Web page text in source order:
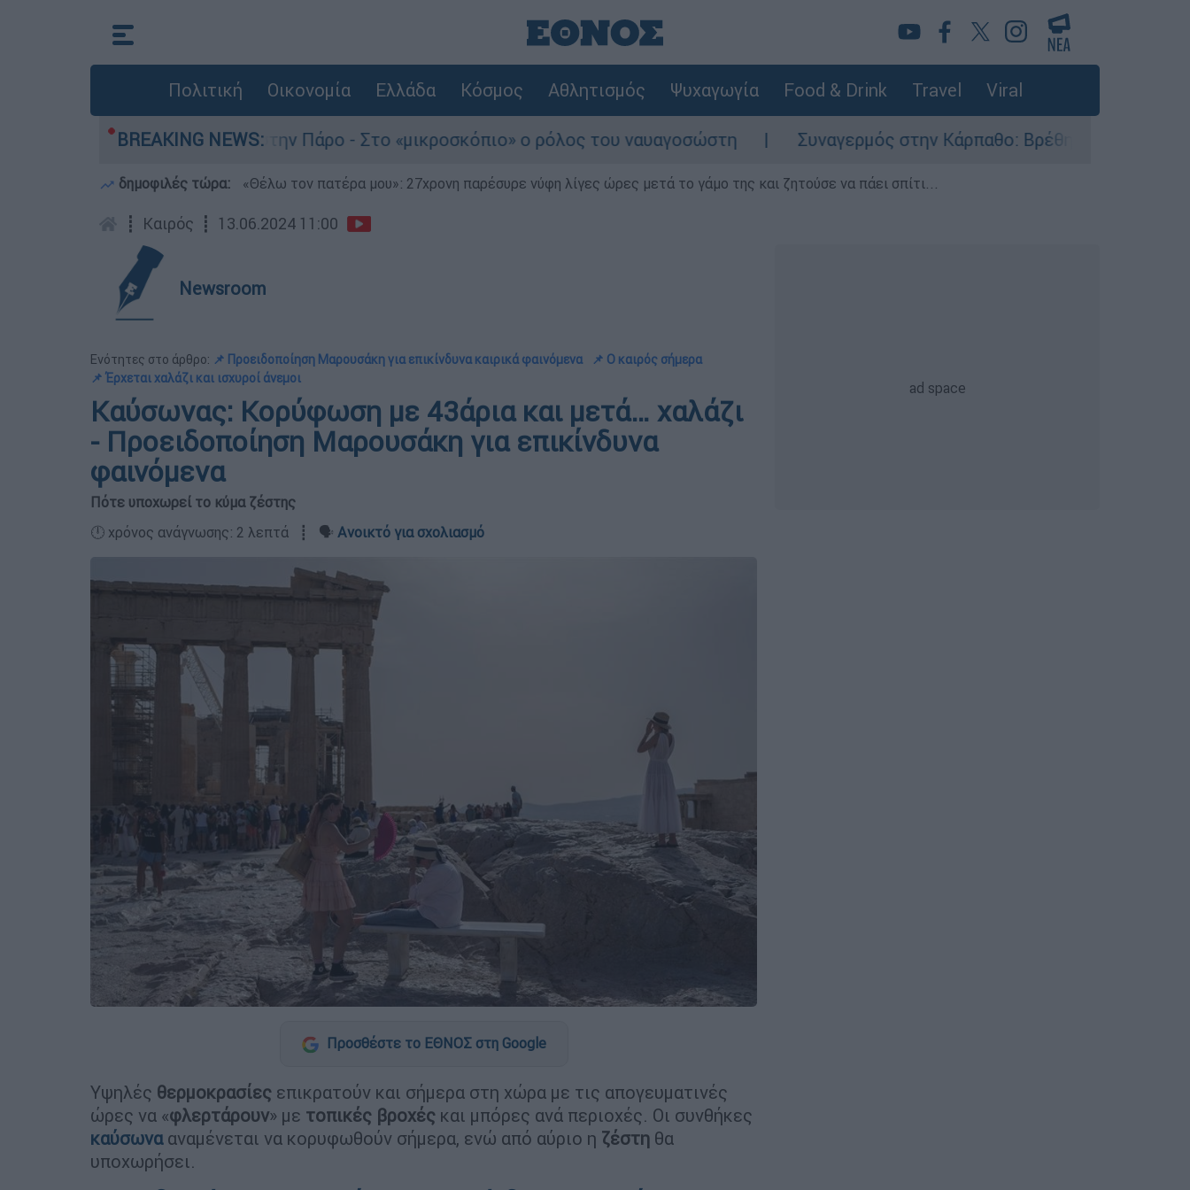
Πολιτική Οικονομία Ελλάδα Κόσμος Αθλητισμός Ψυχαγωγία Food & Drink Travel Viral
BREAKING NEWS:
του 4χρονου στην Πάρο - Στο «μικροσκόπιο» ο ρόλος του ναυαγοσώστη Συναγερμός στην Κάρπαθο: Βρέθηκαν παλιά πυρομαχικά
δημοφιλές τώρα: «Θέλω τον πατέρα μου»: 27χρονη παρέσυρε νύφη λίγες ώρες μετά το γάμο της και ζητούσε να πάει σπίτι...
┋ Καιρός ┋ 13.06.2024 11:00
Newsroom
Ενότητες στο άρθρο: 📌 Προειδοποίηση Μαρουσάκη για επικίνδυνα καιρικά φαινόμενα
📌 Ο καιρός σήμερα
📌 Έρχεται χαλάζι και ισχυροί άνεμοι
Καύσωνας: Κορύφωση με 43άρια και μετά… χαλάζι
- Προειδοποίηση Μαρουσάκη για επικίνδυνα
φαινόμενα
Πότε υποχωρεί το κύμα ζέστης
🕛 χρόνος ανάγνωσης: 2 λεπτά ┋ 🗣️ Ανοικτό για σχολιασμό
Προσθέστε το ΕΘΝΟΣ στη Google
Υψηλές θερμοκρασίες επικρατούν και σήμερα στη χώρα με τις απογευματινές
ώρες να «φλερτάρουν» με τοπικές βροχές και μπόρες ανά περιοχές. Οι συνθήκες
καύσωνααναμένεται να κορυφωθούν σήμερα, ενώ από αύριο η ζέστη θα
υποχωρήσει.